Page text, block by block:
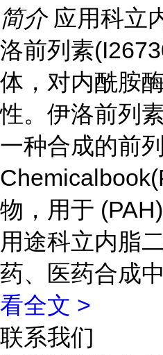
简介 应用科立
洛前列素
体，对内酰胺
性。伊洛前列
一种合成的前
物，用于
用途科立内脂
药、医药合成
看全文 >
联系我们